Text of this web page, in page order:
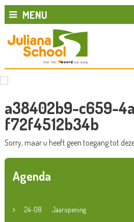
MENU
a38402b9-c659-
f72f4512b34b
Sorry, maar u heeft geen toegang tot
Agenda
24-08 Jaaropening